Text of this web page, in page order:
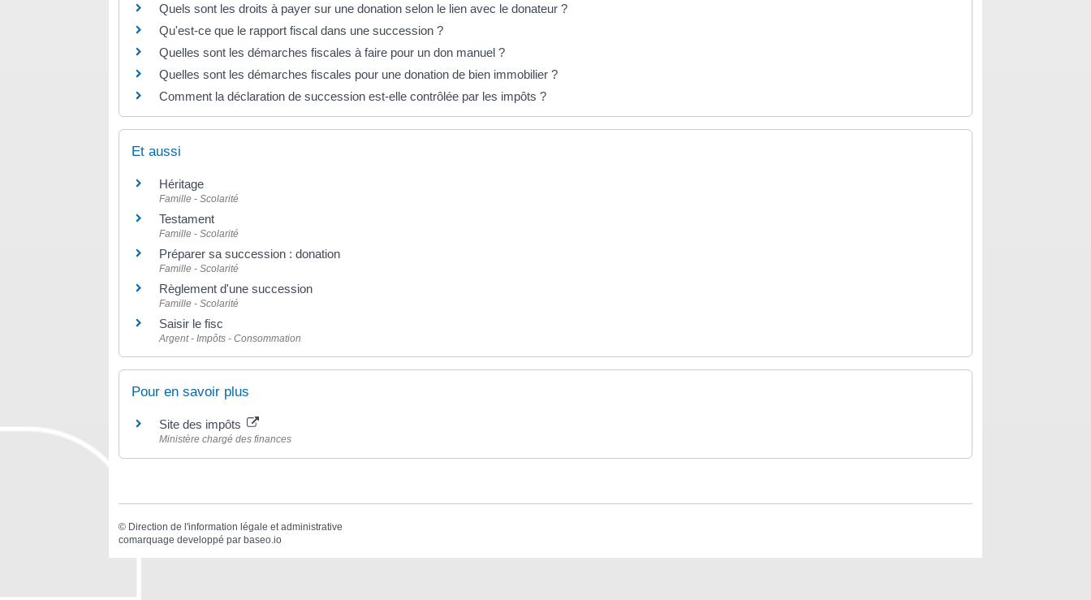
Quels sont les droits à payer sur une donation selon le lien avec le donateur ?
Qu'est-ce que le rapport fiscal dans une succession ?
Quelles sont les démarches fiscales à faire pour un don manuel ?
Quelles sont les démarches fiscales pour une donation de bien immobilier ?
Comment la déclaration de succession est-elle contrôlée par les impôts ?
Et aussi
Héritage
Famille - Scolarité
Testament
Famille - Scolarité
Préparer sa succession : donation
Famille - Scolarité
Règlement d'une succession
Famille - Scolarité
Saisir le fisc
Argent - Impôts - Consommation
Pour en savoir plus
Site des impôts
Ministère chargé des finances
© Direction de l'information légale et administrative
comarquage developpé parbaseo.io